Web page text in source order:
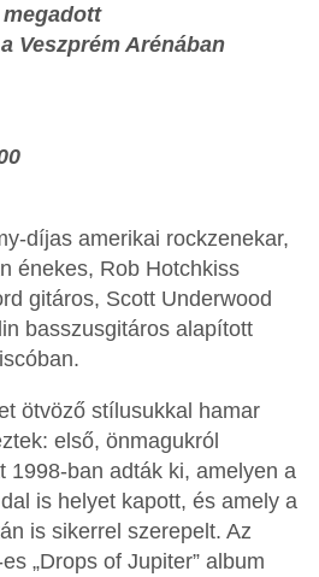
Veszprém Arénában
díjas amerikai rockzenekar,
énekes, Rob Hotchkiss
gitáros, Scott Underwood
basszusgitáros alapított
ötvöző stílusukkal hamar
első, önmagukról
1998-ban adták ki, amelyen a
is helyet kapott, és amely a
is sikerrel szerepelt. Az
„Drops of Jupiter” album